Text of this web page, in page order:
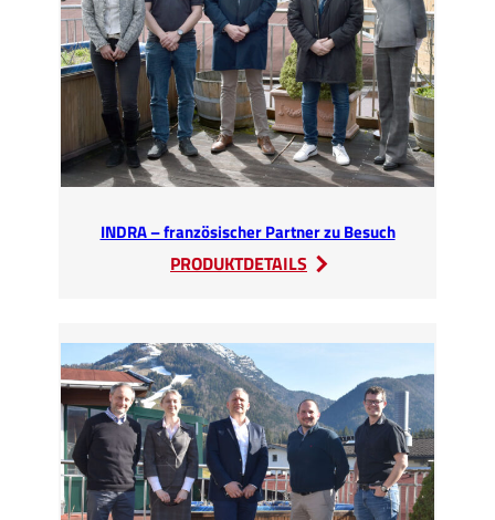
INDRA – französischer Partner zu Besuch
PRODUKTDETAILS
:
französischer
zu
Besuch